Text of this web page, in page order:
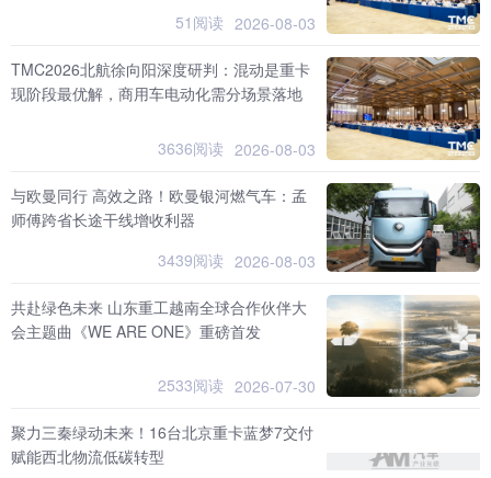
51阅读 2026-08-03
TMC2026北航徐向阳深度研判：混动是重卡
现阶段最优解，商用车电动化需分场景落地
3636阅读 2026-08-03
与欧曼同行 高效之路！欧曼银河燃气车：孟
师傅跨省长途干线增收利器
3439阅读 2026-08-03
共赴绿色未来 山东重工越南全球合作伙伴大
会主题曲《WE ARE ONE》重磅首发
2533阅读 2026-07-30
聚力三秦绿动未来！16台北京重卡蓝梦7交付
赋能西北物流低碳转型